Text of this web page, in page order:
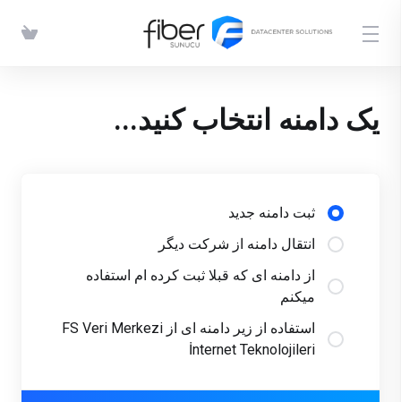
یک دامنه انتخاب کنید...
ثبت دامنه جدید
انتقال دامنه از شرکت دیگر
از دامنه ای که قبلا ثبت کرده ام استفاده
میکنم
استفاده از زیر دامنه ای از FS Veri Merkezi
İnternet Teknolojileri